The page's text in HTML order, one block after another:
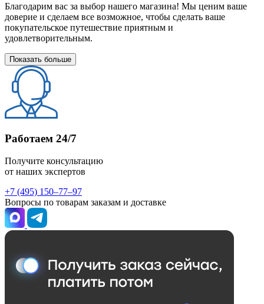
Благодарим вас за выбор нашего магазина! Мы ценим ваше
доверие и сделаем все возможное, чтобы сделать ваше
покупательское путешествие приятным и
удовлетворительным.
Показать больше
Работаем 24/7
Получите консультацию
от наших экспертов
+7 (495) 150–77–97
Вопросы по товарам заказам и доставке